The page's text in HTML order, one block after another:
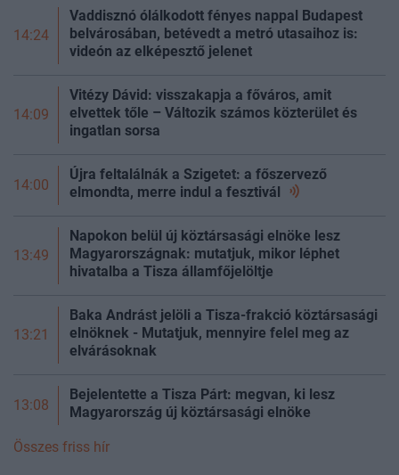
14:24
Vaddisznó ólálkodott fényes nappal Budapest
belvárosában, betévedt a metró utasaihoz is:
videón az elképesztő jelenet
14:09
Vitézy Dávid: visszakapja a főváros, amit
elvettek tőle – Változik számos közterület és
ingatlan sorsa
14:00
Újra feltalálnák a Szigetet: a főszervező
elmondta, merre indul a fesztivál
13:49
Napokon belül új köztársasági elnöke lesz
Magyarországnak: mutatjuk, mikor léphet
hivatalba a Tisza államfőjelöltje
13:21
Baka Andrást jelöli a Tisza-frakció köztársasági
elnöknek - Mutatjuk, mennyire felel meg az
elvárásoknak
13:08
Bejelentette a Tisza Párt: megvan, ki lesz
Magyarország új köztársasági elnöke
Összes friss hír